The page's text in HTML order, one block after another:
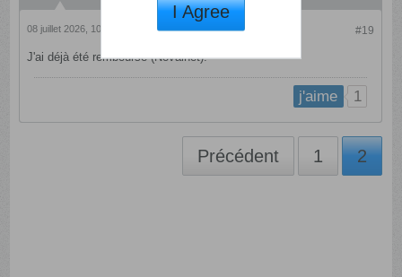
#19
08 juillet 2026, 10h52
J'ai déjà été remboursé (Novalnet).
j'aime 1
Précédent 1 2
I Agree